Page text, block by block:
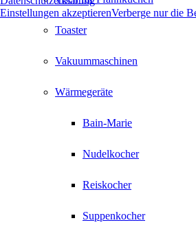
Toaster
Vakuummaschinen
Wärmegeräte
Bain-Marie
Nudelkocher
Reiskocher
Suppenkocher
Einstellungen akzeptierenVerberge nur die